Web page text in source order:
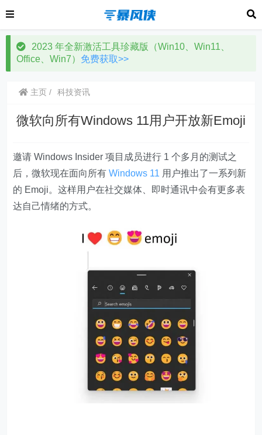
2023 年全新激活工具珍藏版（Win10、Win11、
Office、Win7） 免费获取>>
主页 科技资讯
微软向所有Windows 11用户开放新Emoji
邀请 Windows Insider 项目成员进行 1 个多月的测试之
后，微软现在面向所有Windows 11 用户推出了一系列新
的 Emoji。这样用户在社交媒体、即时通讯中会有更多表
达自己情绪的方式。